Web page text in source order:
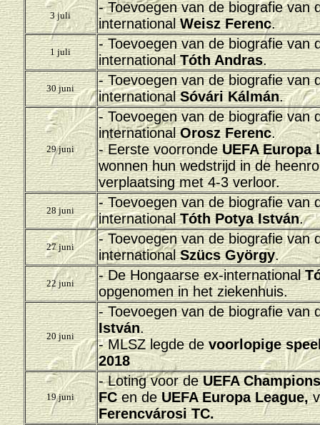
3 juli
- Toevoegen van de biografie van
internationalWeisz Ferenc.
1 juli
- Toevoegen van de biografie van
internationalTóth Andras.
30 juni
- Toevoegen van de biografie van
internationalSóvári Kálmán.
29 juni
- Toevoegen van de biografie van
internationalOrosz Ferenc.
- Eerste voorrondeUEFA Europa
wonnen hun wedstrijd in de
verplaatsing met 4-3 verloor.
28 juni
- Toevoegen van de biografie van
internationalTóth Potya István.
27 juni
- Toevoegen van de biografie van
internationalSzücs György.
22 juni
- De Hongaarse ex-international
opgenomen in het ziekenhuis.
20 juni
- Toevoegen van de biografie van
István.
- MLSZ legde devoorlopige
2018
19 juni
- Loting voor deUEFA
FCen deUEFA Europa League,
Ferencvárosi TC.